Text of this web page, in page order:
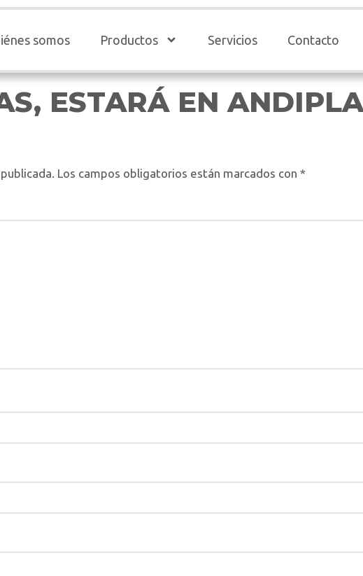
somos Productos Servicios Contacto
ESTARÁ EN
Los campos obligatorios están marcados con *